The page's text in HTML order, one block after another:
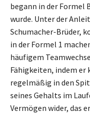
begann in der Formel
wurde. Unter der
Schumacher-Brüder,
in der Formel 1
häufigem
Fähigkeiten, indem
regelmäßig in den
seines Gehalts im
Vermögen wider, das